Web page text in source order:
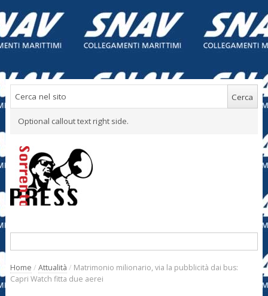
Optional callout text right side.
Home / Attualità / Matrimonio milionario, via la pubblicità dai bus:
Capri Watch fitta due aerei